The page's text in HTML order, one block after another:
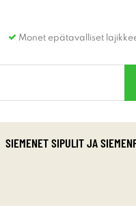
Monet epätavalliset
SIEMENET SIPULIT JA